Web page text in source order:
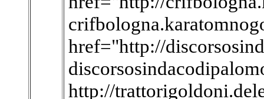
href="http://
http://